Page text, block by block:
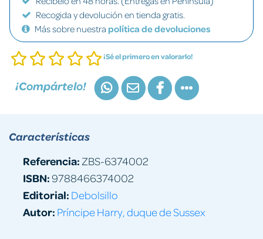
Recogida y devolución en tienda gratis.
Más sobre nuestra política de devoluciones
¡Sé el primero en valorarlo!
¡Compártelo!
Características
Referencia: ZBS-6374002
ISBN:9788466374002
Editorial: Debolsillo
Autor: Príncipe Harry, duque de Sussex